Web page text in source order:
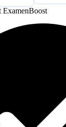
ExamenBoost